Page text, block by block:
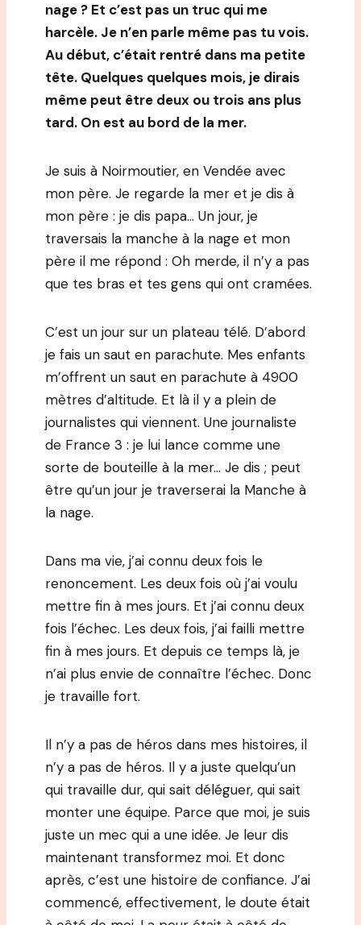
nage ? Et c’est pas un truc qui me
harcèle. Je n’en parle même pas tu vois.
Au début, c’était rentré dans ma petite
tête. Quelques quelques mois, je dirais
même peut être deux ou trois ans plus
tard. On est au bord de la mer.
Je suis à Noirmoutier, en Vendée avec
mon père. Je regarde la mer et je dis à
mon père : je dis papa… Un jour, je
traversais la manche à la nage et mon
père il me répond : Oh merde, il n’y a pas
que tes bras et tes gens qui ont cramées.
C’est un jour sur un plateau télé. D’abord
je fais un saut en parachute. Mes enfants
m’offrent un saut en parachute à 4900
mètres d’altitude. Et là il y a plein de
journalistes qui viennent. Une journaliste
de France 3 : je lui lance comme une
sorte de bouteille à la mer… Je dis ; peut
être qu’un jour je traverserai la Manche à
la nage.
Dans ma vie, j’ai connu deux fois le
renoncement. Les deux fois où j’ai voulu
mettre fin à mes jours. Et j’ai connu deux
fois l’échec. Les deux fois, j’ai failli mettre
fin à mes jours. Et depuis ce temps là, je
n’ai plus envie de connaître l’échec. Donc
je travaille fort.
Il n’y a pas de héros dans mes histoires, il
n’y a pas de héros. Il y a juste quelqu’un
qui travaille dur, qui sait déléguer, qui sait
monter une équipe. Parce que moi, je suis
juste un mec qui a une idée. Je leur dis
maintenant transformez moi. Et donc
après, c’est une histoire de confiance. J’ai
commencé, effectivement, le doute était